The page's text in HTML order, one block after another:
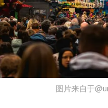
图片来自于